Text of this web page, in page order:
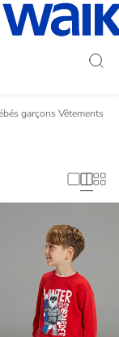
garçons Vêtements